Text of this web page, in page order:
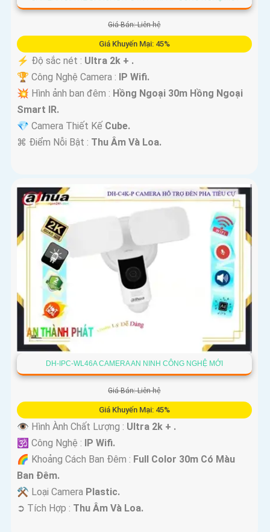
Giá Bán: Liên hệ
Giá Khuyến Mại: 45%
️⚡ Độ sắc nét : Ultra 2k + .
🏆 Công Nghệ Camera :
IP Wifi.
💥 Hình ảnh ban đêm : Hồng Ngoại 30m Hồng Ngoại
Smart IR.
💎 Camera Thiết Kế Cube.
️⌘ Điểm Nỗi Bật : Thu Âm Và Loa.
DH-IPC-WL46A CAMERA AN NINH CÔNG NGHỆ MỚI
Giá Bán: Liên hệ
Giá Khuyến Mại: 45%
👁 Hình Ành Chất Lượng : Ultra 2k + .
🕉️ Công Nghệ :
IP Wifi.
🌈 Khoảng Cách Ban Đêm : Full Color 30m Có Màu
Ban Ðêm.
⚒ Loại Camera Plastic.
️➲ Tích Hợp : Thu Âm Và Loa.